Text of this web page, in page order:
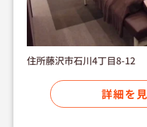
住所藤沢市石川4丁目8-12
詳細を